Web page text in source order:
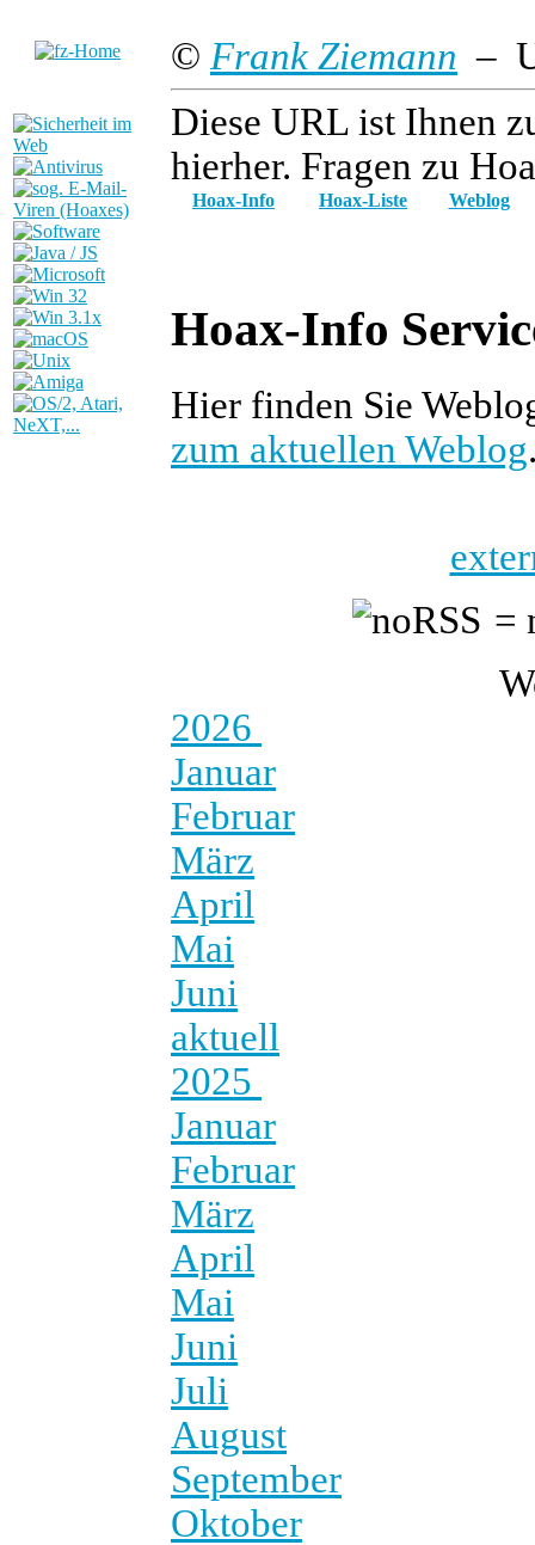
© Frank Ziemann –
Diese URL ist Ihnen
hierher. Fragen zu
Hoax-Info Hoax-Liste Weblog
Hoax-Info
Hier finden Sie
zum aktuellen Weblog
=
2026
Januar
Februar
März
April
Mai
Juni
aktuell
2025
Januar
Februar
März
April
Mai
Juni
Juli
August
September
Oktober